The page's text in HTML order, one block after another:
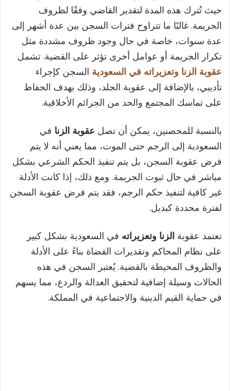
حيث تُترك هذه المدة لتقدير القاضي وفقًا لظروف
الجريمة. غالبًا ما تتراوح فترات السجن بين عدة أشهر إلى
عدة سنوات، خاصة في حال وجود ظروف مشددة مثل
تكرار الجريمة أو عوامل أخرى تؤثر على القضية. تشمل
عقوبة الزنا وتعزيراته في السعودية السجن كإجراء
تأديبي، بالإضافة إلى عقوبة الجلد، وذلك بهدف الحفاظ
على تماسك المجتمع والحد من الجرائم الأخلاقية.
بالنسبة للمحصنين، يمكن أن تصل عقوبة الزنا في
السعودية إلى الرجم حتى الموت، مما يعني أنه لا يتم
فرض عقوبة السجن، بل يتم تنفيذ الحكم الشرعي بشكل
مباشر في حال ثبوت الجريمة. ومع ذلك، إذا كانت الأدلة
غير كافية لتنفيذ حكم الرجم، فقد يتم فرض عقوبة السجن
لفترة محددة كبديل.
تعتمد عقوبة الزنا وتعزيراته في السعودية بشكل كبير
على نظام المحاكم وتقديرات القضاة بناءً على الأدلة
والظروف المحيطة بالقضية. يُعتبر السجن في هذه
الحالات وسيلة إضافية لتحقيق العدالة والردع، مما يسهم
في حماية القيم الدينية والاجتماعية في المملكة.